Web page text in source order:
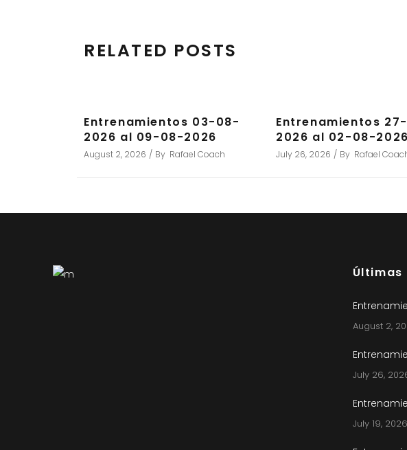
RELATED POSTS
Entrenamientos 03-08-
2026 al 09-08-2026
August 2, 2026 By Rafael Coach
Entrenamientos
2026 al 02-08-2026
July 26, 2026 By Rafael
August 2,
July 26,
July 19, 2026